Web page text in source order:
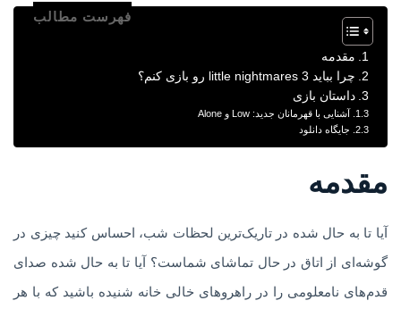
فهرست مطالب
مقدمه
چرا بباید little nightmares 3 رو بازی کنم؟
داستان بازی
آشنایی با قهرمانان جدید: Low و Alone
جایگاه دانلود
مقدمه
آیا تا به حال شده در تاریک‌ترین لحظات شب، احساس کنید چیزی در
گوشه‌ای از اتاق در حال تماشای شماست؟ آیا تا به حال شده صدای
قدم‌های نامعلومی را در راهروهای خالی خانه شنیده باشید که با هر